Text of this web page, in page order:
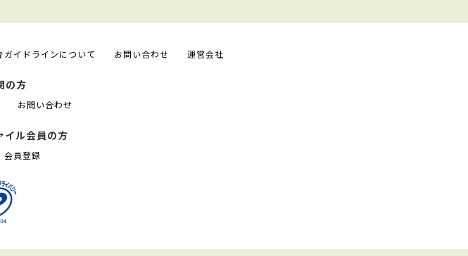
ガイドラインについて お問い合わせ 運営会社
の方
お問い合わせ
イル会員の方
会員登録